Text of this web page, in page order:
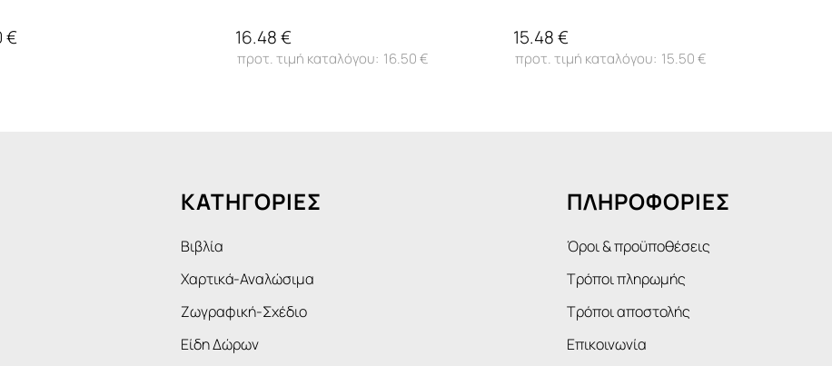
€ 16.48 €
16.50 €
15.48 €
15.50 €
ΚΑΤΗΓΟΡΙΕΣ
Βιβλία
Χαρτικά-Αναλώσιμα
Ζωγραφική-Σχέδιο
Είδη Δώρων
ΠΛΗΡΟΦΟΡΙΕΣ
Όροι & προϋποθέσεις
Τρόποι πληρωμής
Τρόποι αποστολής
Επικοινωνία